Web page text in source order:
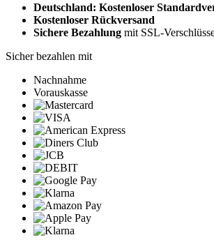
Deutschland: Kostenloser
Kostenloser Rückversand
Sichere Bezahlung mit SSL-
Sicher bezahlen mit
Nachnahme
Vorauskasse